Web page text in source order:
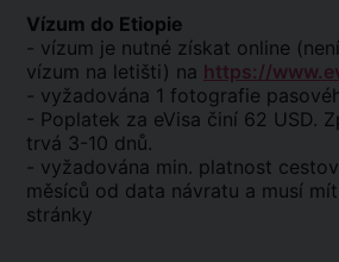
Vízum do Etiopie
- vízum je nutné získat online
vízum na letišti) na https://
- vyžadována 1 fotografie
- Poplatek za eVisa činí 62 USD.
trvá 3-10 dnů.
- vyžadována min. platnost
měsíců od data návratu a musí
stránky